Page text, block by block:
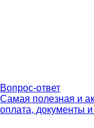
Вопрос-ответ
Самая полезная и
оплата, документы